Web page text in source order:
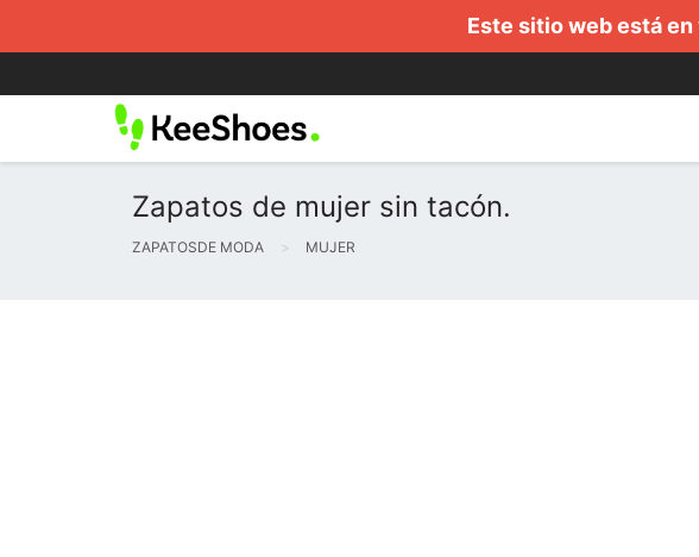
Este sitio web está
Zapatos de mujer sin tacón.
ZAPATOSDE MODA MUJER